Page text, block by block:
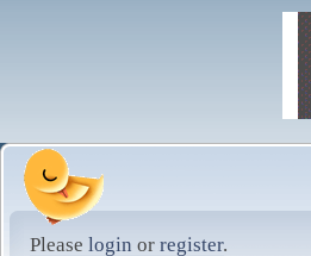
Please login or register.